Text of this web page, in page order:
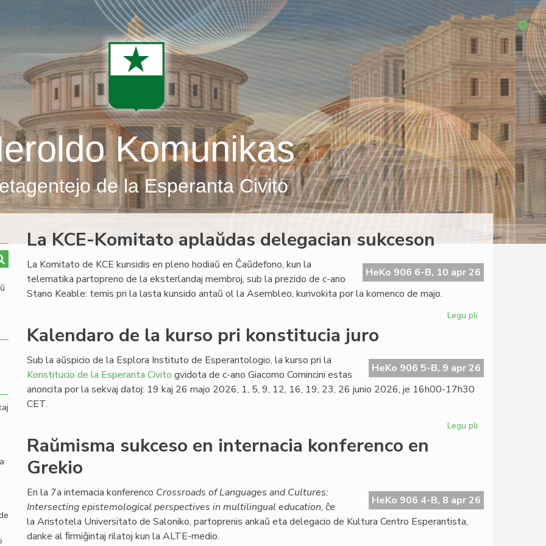
Komunikas
de la Esperanta Civito
La KCE-Komitato aplaŭdas delegacian sukceson
HeKo 906 6-B, 10 apr 26
La Komitato de KCE kunsidis en pleno hodiaŭ en Ĉaŭdefono, kun la
telematika partopreno de la eksterlandaj membroj, sub la prezido de c-ano
Stano Keable: temis pri la lasta kunsido antaŭ ol la Asembleo, kunvokita por la komenco de majo.
Legu pli
aplaŭdas
delegacian
Kalendaro de la kurso pri konstitucia juro
HeKo 906 5-B, 9 apr 26
Sub la aŭspicio de la Esplora Instituto de Esperantologio, la kurso pri la
Konstitucio de la Esperanta Civito gvidota de c-ano Giacomo Comincini estas
anoncita por la sekvaj datoj: 19 kaj 26 majo 2026, 1, 5, 9, 12, 16, 19, 23, 26 junio 2026, je 16h00-17h30
CET.
Legu pli
pri
konstitucia
Raŭmisma sukceso en internacia konferenco en
Grekio
HeKo 906 4-B, 8 apr 26
En la 7a internacia konferenco Crossroads of Languages and Cultures:
Intersecting epistemological perspectives in multilingual education, ĉe
la Aristotela Universitato de Saloniko, partoprenis ankaŭ eta delegacio de Kultura Centro Esperantista,
danke al ﬁrmiĝintaj rilatoj kun la ALTE-medio.